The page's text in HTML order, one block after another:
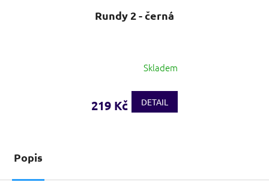
Rundy 2 - černá
Skladem
219 Kč DETAIL
Popis